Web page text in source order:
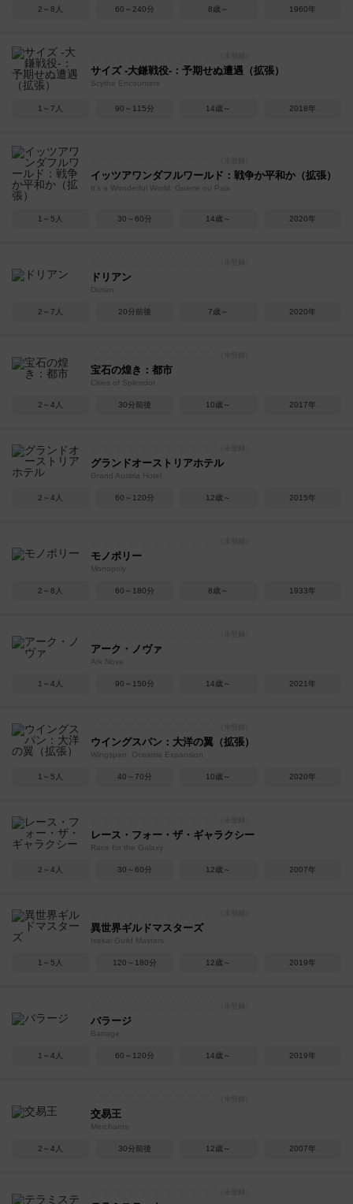
2～8人 60～240分 8歳～ 1960年
サイズ -大鎌戦役-：予期せぬ遭遇（拡張）
Scythe Encounters
1～7人 90～115分 14歳～ 2018年
イッツアワンダフルワールド：戦争か平和か（拡張）
It's a Wonderful World: Guerre ou Paix
1～5人 30～60分 14歳～ 2020年
ドリアン
Durian
2～7人 20分前後 7歳～ 2020年
宝石の煌き：都市
Cities of Splendor
2～4人 30分前後 10歳～ 2017年
グランドオーストリアホテル
Grand Austria Hotel
2～4人 60～120分 12歳～ 2015年
モノポリー
Monopoly
2～8人 60～180分 8歳～ 1933年
アーク・ノヴァ
Ark Nova
1～4人 90～150分 14歳～ 2021年
ウイングスパン：大洋の翼（拡張）
Wingspan: Oceania Expansion
1～5人 40～70分 10歳～ 2020年
レース・フォー・ザ・ギャラクシー
Race for the Galaxy
2～4人 30～60分 12歳～ 2007年
異世界ギルドマスターズ
Isekai Guild Masters
1～5人 120～180分 12歳～ 2019年
バラージ
Barrage
1～4人 60～120分 14歳～ 2019年
交易王
Merchants
2～4人 30分前後 12歳～ 2007年